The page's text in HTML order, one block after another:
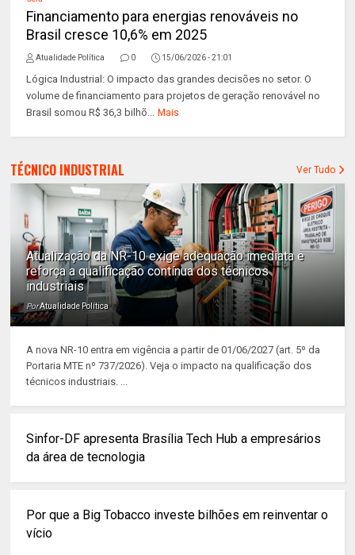
Financiamento para energias renováveis no
Brasil cresce 10,6% em 2025
Atualidade Política 0 15/06/2026 - 21:01
Lógica Industrial: O impacto das grandes decisões no setor. O
volume de financiamento para projetos de geração renovável no
Brasil somou R$ 36,3 bilhõ... Mais
TÉCNICO INDUSTRIAL Ver Tudo
Atualização da NR-10 exige adequação imediata e
reforça a qualificação contínua dos técnicos
industriais
PorAtualidade Política
A nova NR-10 entra em vigência a partir de 01/06/2027 (art. 5º da
Portaria MTE nº 737/2026). Veja o impacto na qualificação dos
técnicos industriais. ...
Sinfor-DF apresenta Brasília Tech Hub a empresários
da área de tecnologia
Por que a Big Tobacco investe bilhões em reinventar o
vício